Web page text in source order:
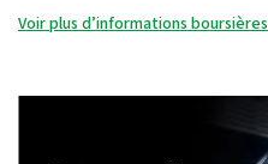
Voir plus d’informations boursières